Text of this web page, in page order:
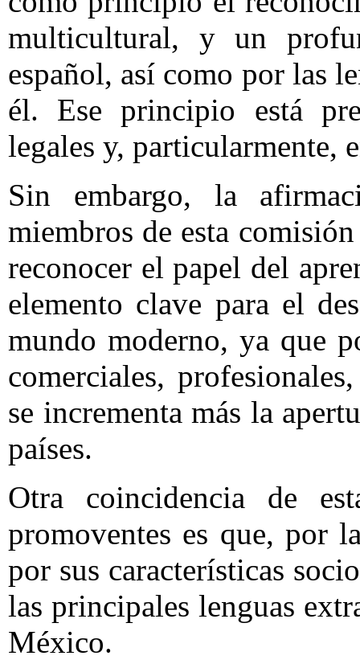
multicultural, y un
español, así como por las
él. Ese principio está
legales y, particularmente,
Sin embargo, la
miembros de esta
reconocer el papel del
elemento clave para el
mundo moderno, ya que
comerciales,
se incrementa más la
países.
Otra coincidencia de
promoventes es que, por
por sus características
las principales lenguas
México.